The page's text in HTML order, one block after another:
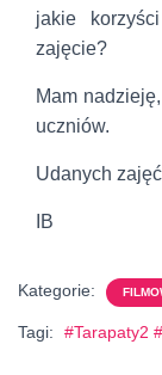
jakie
zajęcie?
Mam
uczniów.
Udanych
IB
Kategorie:
Tagi: #Tarapaty2